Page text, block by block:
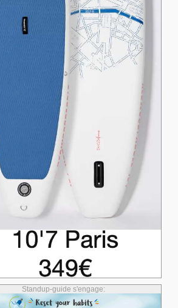
Standup-guide s'engage: